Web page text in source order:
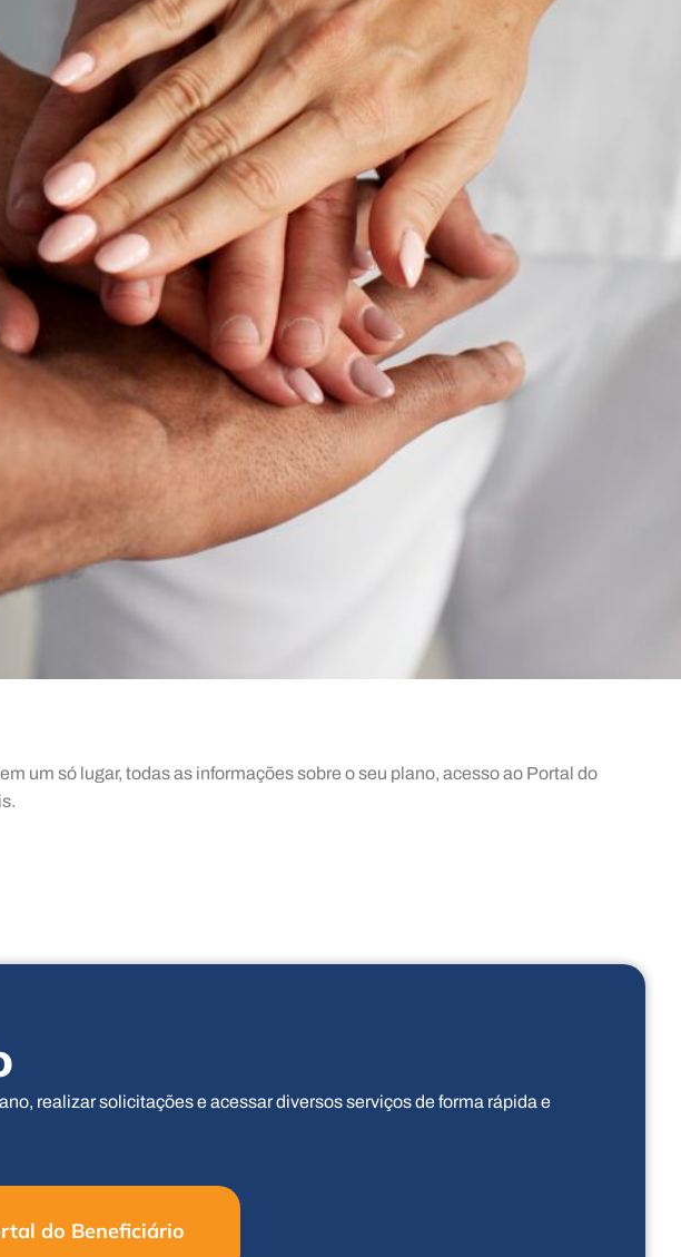
um só lugar, todas as informações sobre o seu plano, acesso ao Portal do
realizar solicitações e acessar diversos serviços de forma rápida e
do Beneficiário